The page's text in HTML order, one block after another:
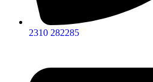
2310 282285